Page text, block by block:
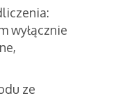
wyłącznie
ze